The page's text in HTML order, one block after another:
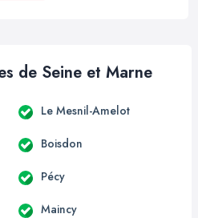
de Seine et Marne
Le Mesnil-Amelot
Boisdon
Pécy
Maincy